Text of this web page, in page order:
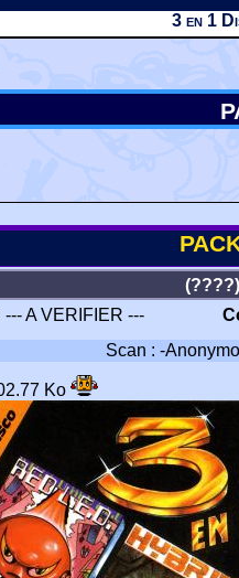
3 en 1
--- A VERIFIER ---
Scan : -
Ko